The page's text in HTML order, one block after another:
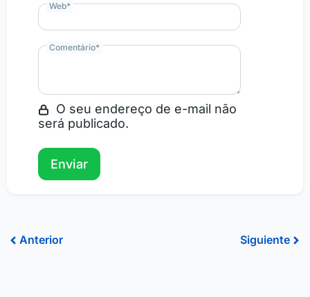
Comentário*
O seu endereço de e-mail não
será publicado.
Web*
AntAnterior Siguiente